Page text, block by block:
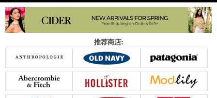
分类精选
包袋
手提包
手拿包
购物包
肩挎包
斜挎包
背包
上架新款
$100以下
$200以下
折扣
鞋履
高跟鞋
凉鞋
靴子
楔形鞋
平底鞋
休闲鞋
上架新款
$100以下
$200以下
折扣
推荐商店: